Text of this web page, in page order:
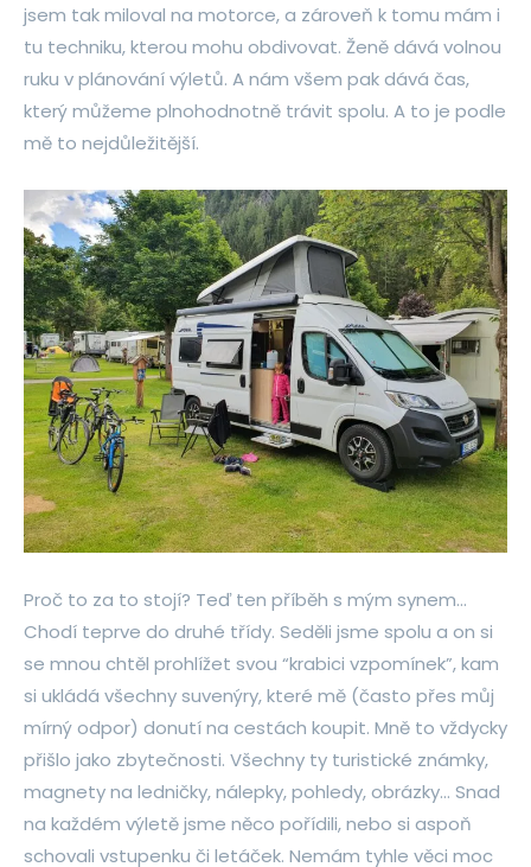
jsem tak miloval na motorce, a zároveň k tomu mám i
tu techniku, kterou mohu obdivovat. Ženě dává volnou
ruku v plánování výletů. A nám všem pak dává čas,
který můžeme plnohodnotně trávit spolu. A to je podle
mě to nejdůležitější.
Proč to za to stojí? Teď ten příběh s mým synem…
Chodí teprve do druhé třídy. Seděli jsme spolu a on si
se mnou chtěl prohlížet svou “krabici vzpomínek”, kam
si ukládá všechny suvenýry, které mě (často přes můj
mírný odpor) donutí na cestách koupit. Mně to vždycky
přišlo jako zbytečnosti. Všechny ty turistické známky,
magnety na ledničky, nálepky, pohledy, obrázky… Snad
na každém výletě jsme něco pořídili, nebo si aspoň
schovali vstupenku či letáček. Nemám tyhle věci moc